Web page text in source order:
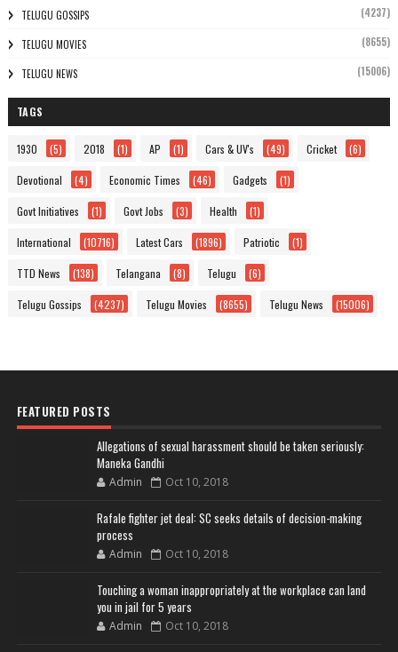
TELUGU GOSSIPS (4237)
TELUGU MOVIES (8655)
TELUGU NEWS (15006)
TAGS
1930 (5) 2018 (1) AP (1) Cars & UV's (49) Cricket (6)
Devotional (4) Economic Times (46) Gadgets (1)
Govt Initiatives (1) Govt Jobs (3) Health (1)
International (10716) Latest Cars (1896) Patriotic (1)
TTD News (138) Telangana (8) Telugu (6)
Telugu Gossips (4237) Telugu Movies (8655) Telugu News (15006)
FEATURED POSTS
Allegations of sexual harassment should be taken seriously:
Maneka Gandhi
Admin Oct 10, 2018
Rafale fighter jet deal: SC seeks details of decision-making
process
Admin Oct 10, 2018
Touching a woman inappropriately at the workplace can land
you in jail for 5 years
Admin Oct 10, 2018